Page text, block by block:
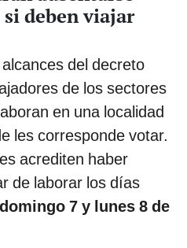
deben viajar
del decreto
de los sectores
en una localidad
les corresponde votar.
acrediten haber
de laborar los días
7 y lunes 8 de